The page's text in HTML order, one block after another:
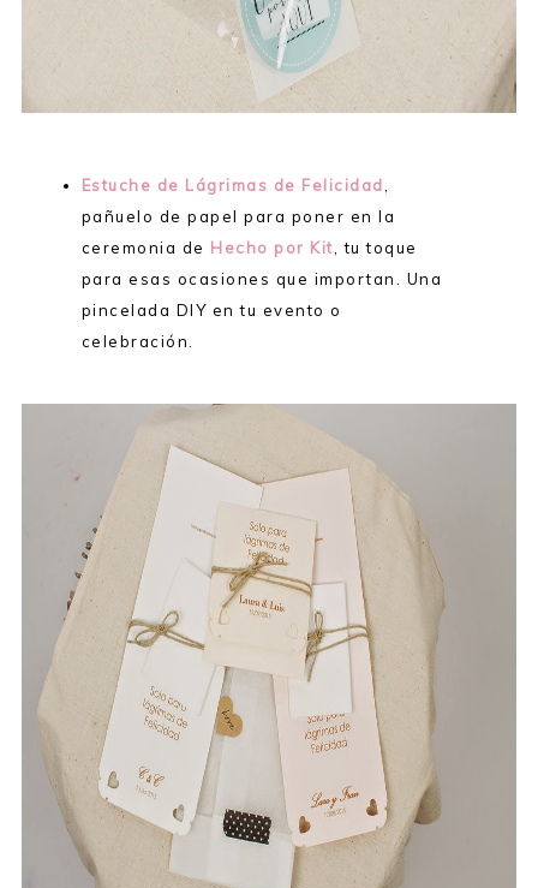
Estuche de Lágrimas de Felicidad,
pañuelo de papel para poner en la
ceremonia de Hecho por Kit, tu toque
para esas ocasiones que importan. Una
pincelada DIY en tu evento o
celebración.